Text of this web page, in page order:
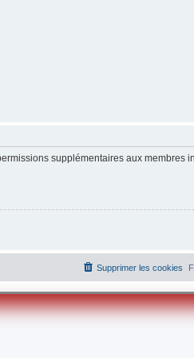
supplémentaires aux membres
Supprimer les cookies